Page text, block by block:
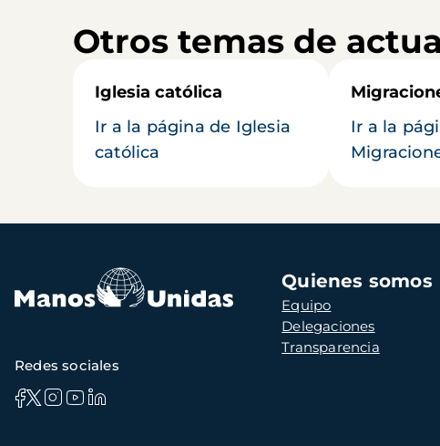
Otros temas de
Iglesia católica
Ir a la página de Iglesia
católica
Ir a la
Navegación
principal
Quienes somos
Equipo
Delegaciones
Transparencia
Redes sociales